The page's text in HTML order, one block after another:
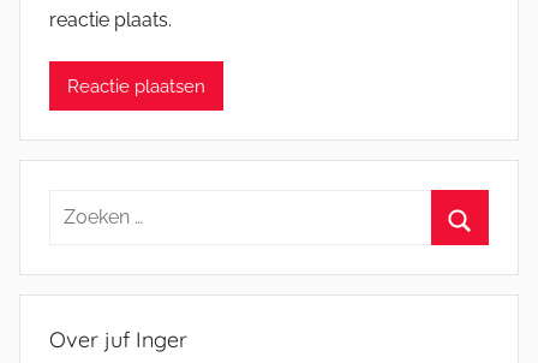
reactie plaats.
Zoeken
Over juf Inger